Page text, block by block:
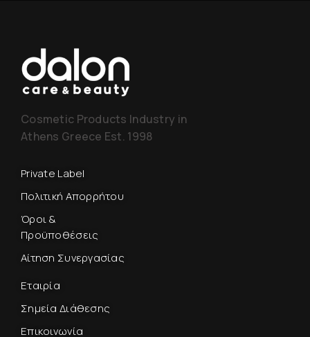
Cosmetic Products Industry in
Athens Greece Est. 1998
Private Label
Πολιτική Απορρήτου
Όροι &
Προϋποθέσεις
Αίτηση Συνεργασίας
Εταιρία
Σημεία Διάθεσης
Επικοινωνία